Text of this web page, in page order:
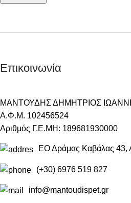
Επικοινωνία
ΜΑΝΤΟΥΔΗΣ ΔΗΜΗΤΡΙΟΣ
Α.Φ.Μ. 102456524
Αριθμός Γ.Ε.ΜΗ: 189681930000
ΕΟ Δράμας Καβάλας 43,
(+30) 6976 519 827
info@mantoudispet.gr